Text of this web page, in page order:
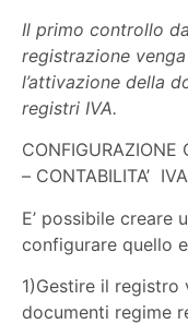
Il primo controllo
registrazione
l’attivazione della
registri IVA.
CONFIGURAZIONE
– CONTABILITA’
E’ possibile creare
configurare quello
1)Gestire il
documenti regime